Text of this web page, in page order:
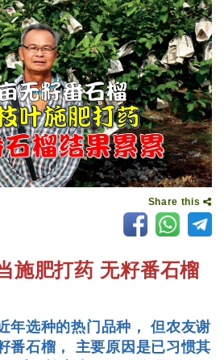
Share this
施肥打药 无籽番石榴
年选种的热门品种， 但农友谢
番石榴， 主要原因是已习惯其